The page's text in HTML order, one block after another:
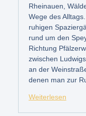
Rheinauen,
Wege des
ruhigen
rund um den
Richtung
zwischen
an der
denen man zur
Weiterlesen